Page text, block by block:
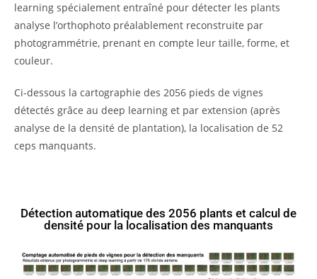
learning spécialement entraîné pour détecter les plants
analyse l’orthophoto préalablement reconstruite par
photogrammétrie, prenant en compte leur taille, forme, et
couleur.
Ci-dessous la cartographie des 2056 pieds de vignes
détectés grâce au deep learning et par extension (après
analyse de la densité de plantation), la localisation de 52
ceps manquants.
Détection automatique des 2056 plants et calcul de
densité pour la localisation des manquants